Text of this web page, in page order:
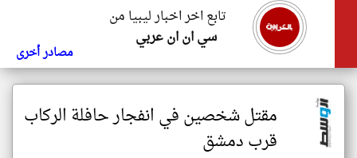
تابع اخر اخبار ليبيا من
سي ان ان عربي
مصادر أخرى
مقتل شخصين في انفجار حافلة الركاب
قرب دمشق